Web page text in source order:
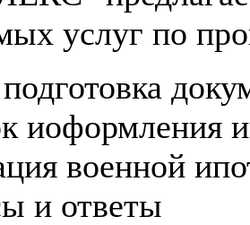
услуг по
иоформления
военной
и ответы